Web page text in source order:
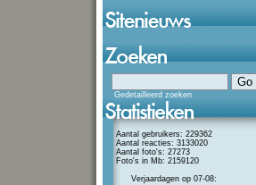
Gedetailleerd zoeken
Aantal gebruikers: 229362
Aantal reacties: 3133020
Aantal foto's: 27273
Foto's in Mb: 2159120
Verjaardagen op 07-08: